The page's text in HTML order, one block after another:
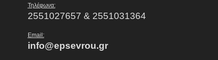
Τηλέφωνα:
2551027657 & 2551031364
Email:
info@epsevrou.gr